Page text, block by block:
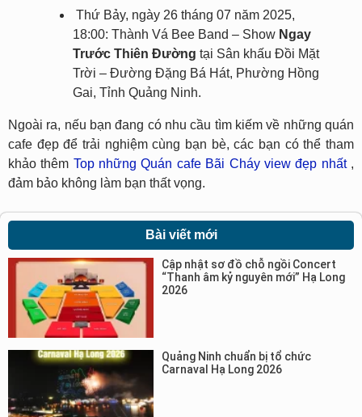
Thứ Bảy, ngày 26 tháng 07 năm 2025,
18:00: Thành Vá Bee Band – Show Ngay
Trước Thiên Đường tại Sân khấu Đồi Mặt
Trời – Đường Đặng Bá Hát, Phường Hồng
Gai, Tỉnh Quảng Ninh.
Ngoài ra, nếu bạn đang có nhu cầu tìm kiếm về những quán
cafe đẹp để trải nghiệm cùng bạn bè, các bạn có thể tham
khảo thêm Top những Quán cafe Bãi Cháy view đẹp nhất,
đảm bảo không làm bạn thất vọng.
Bài viết mới
Cập nhật sơ đồ chỗ ngồi Concert
“Thanh âm kỷ nguyên mới” Hạ Long
2026
Quảng Ninh chuẩn bị tổ chức
Carnaval Hạ Long 2026